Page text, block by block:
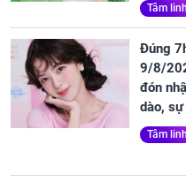
Tâm
Đúng
9/8/
đón
dào,
Tâm